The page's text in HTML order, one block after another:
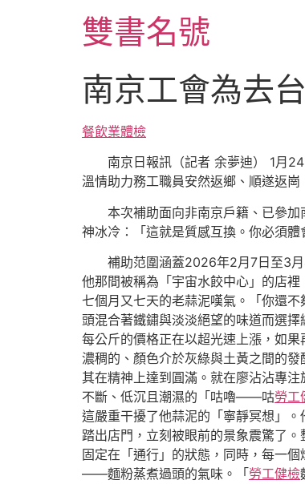
雙書名號
南京工會為去
餐飲業體檢
南京日報訊（記者 余夢迪） 1月
溫情助力務工職員安然返鄉、順遂返
本次補助面向非南京戶籍、已參
神冰冷：「這就是質感互換。你必須
補助范圍涵蓋2026年2月7日至3
他那間被稱為「宇宙水餃中心」的店
七個月又七天的老蒜泥嘆氣。「你還
頭混合著鐵鏽與淡淡絕望的味道而選
每公斤的價格正在以超光速上漲，如
濃稠的、顏色介於灰綠與土黃之間的
其在精神上達到圓滿。就在廖沾沾專
不斷、低沉且潮濕的「咕嚕——咕勞工
這嚴重干擾了他蒜泥的「寧靜冥想」
踏出店門，立刻被眼前的景象震驚了
固定在「通行」的狀態，同時，每一
——麵粉蒸煮過頭的氣味。「 勞工健檢